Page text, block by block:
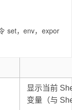
set，env，expor
显示当前
变量（与